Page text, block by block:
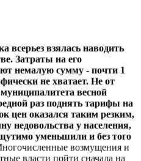
всерьез взялась наводить
Затраты на его
немалую сумму - почти 1
не хватает. Не от
весной
раз поднять тарифы на
цен оказался таким резким,
недовольства у населения,
уменьшили и без того
возмущения и
власти пойти сначала на